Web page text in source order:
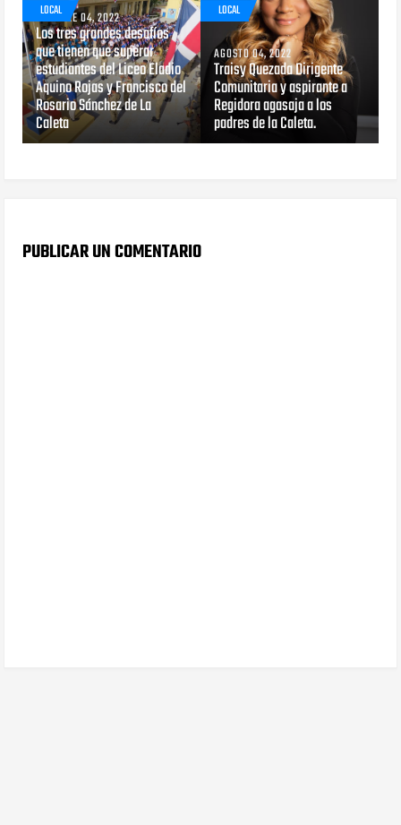
LOCAL
OCTUBRE 04, 2022
Los tres grandes desafíos
que tienen que superar
estudiantes del Liceo Eladio
Aquino Rojas y Francisco del
Rosario Sánchez de La
Caleta
LOCAL
AGOSTO 04, 2022
Traisy Quezada Dirigente
Comunitaria y aspirante a
Regidora agasaja a los
padres de la Caleta.
PUBLICAR UN COMENTARIO